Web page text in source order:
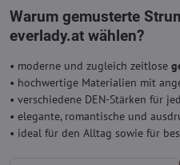
Warum gemusterte
everlady.at wählen?
• moderne und zugleich zeitlose
• hochwertige Materialien mit
• verschiedene DEN-Stärken für
• elegante, romantische und
• ideal für den Alltag sowie für